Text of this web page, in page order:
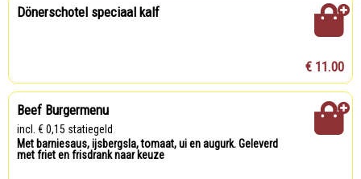
Dönerschotel speciaal kalf
€ 11.00
Beef Burgermenu
incl. € 0,15 statiegeld
Met barniesaus, ijsbergsla, tomaat, ui en augurk. Geleverd
met friet en frisdrank naar keuze